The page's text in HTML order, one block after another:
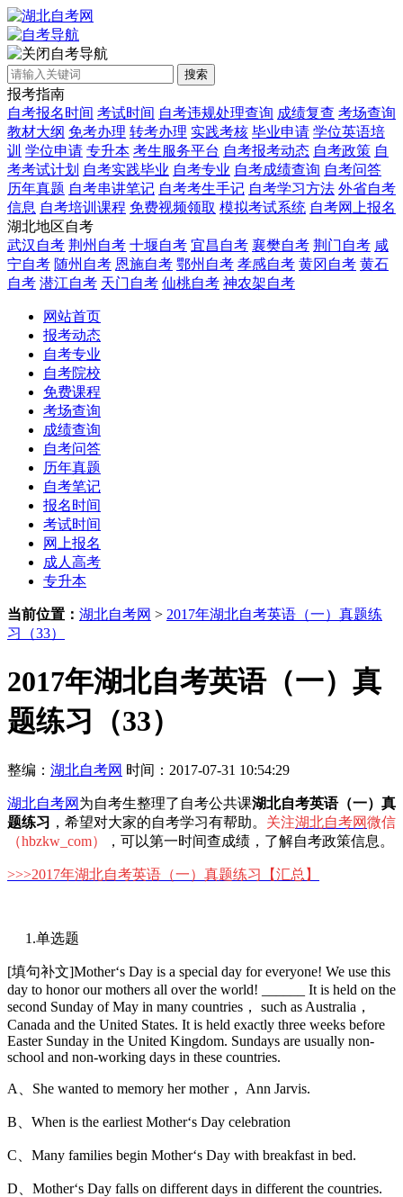
自考导航
搜索
报考指南
自考报名时间 考试时间 自考违规处理查询 成绩复查 考场查询
教材大纲 免考办理 转考办理 实践考核 毕业申请 学位英语培
训 学位申请 专升本 考生服务平台 自考报考动态 自考政策 自
考考试计划 自考实践毕业 自考专业 自考成绩查询 自考问答
历年真题 自考串讲笔记 自考考生手记 自考学习方法 外省自考
信息 自考培训课程 免费视频领取 模拟考试系统 自考网上报名
湖北地区自考
武汉自考 荆州自考 十堰自考 宜昌自考 襄樊自考 荆门自考 咸
宁自考 随州自考 恩施自考 鄂州自考 孝感自考 黄冈自考 黄石
自考 潜江自考 天门自考 仙桃自考 神农架自考
网站首页
报考动态
自考专业
自考院校
免费课程
考场查询
成绩查询
自考问答
历年真题
自考笔记
报名时间
考试时间
网上报名
成人高考
专升本
当前位置： 湖北自考网 > 2017年湖北自考英语（一）真题练
习（33）
2017年湖北自考英语（一）真
题练习（33）
整编： 湖北自考网 时间：2017-07-31 10:54:29
湖北自考网 为自考生整理了自考公共课湖北自考英语（一）真
题练习 ，希望对大家的自考学习有帮助。 关注湖北自考网微信
（hbzkw_com）
，可以第一时间查成绩，了解自考政策信息。
>>>2017年湖北自考英语（一）真题练习 【汇总】
1.单选题
[填句补文]Mother‘s Day is a special day for everyone! We use this
day to honor our mothers all over the world! ______ It is held on the
second Sunday of May in many countries， such as Australia，
Canada and the United States. It is held exactly three weeks before
Easter Sunday in the United Kingdom. Sundays are usually non-
school and non-working days in these countries.
A、She wanted to memory her mother， Ann Jarvis.
B、When is the earliest Mother‘s Day celebration
C、Many families begin Mother‘s Day with breakfast in bed.
D、Mother‘s Day falls on different days in different the countries.